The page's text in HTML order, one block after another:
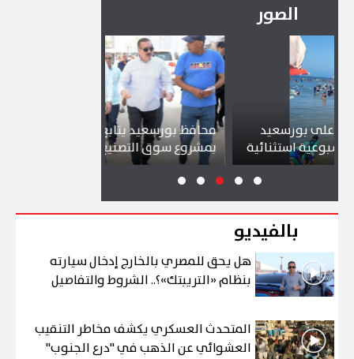
الصور
محافظ بورسعيد يتابع سير العمل
بمشروع سوق التصنيع الجديد
بالفيديو
هل يحق للمصري بالخارج إدخال سيارته
بنظام «التريبتك»؟.. الشروط والتفاصيل
المتحدث العسكري يكشف مخاطر التنقيب
العشوائي عن الذهب في "درع الجنوب"